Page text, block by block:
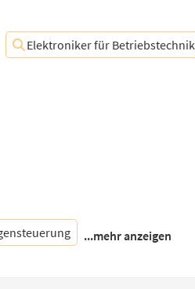
Elektroniker für Betriebstechnik
...mehr anzeigen